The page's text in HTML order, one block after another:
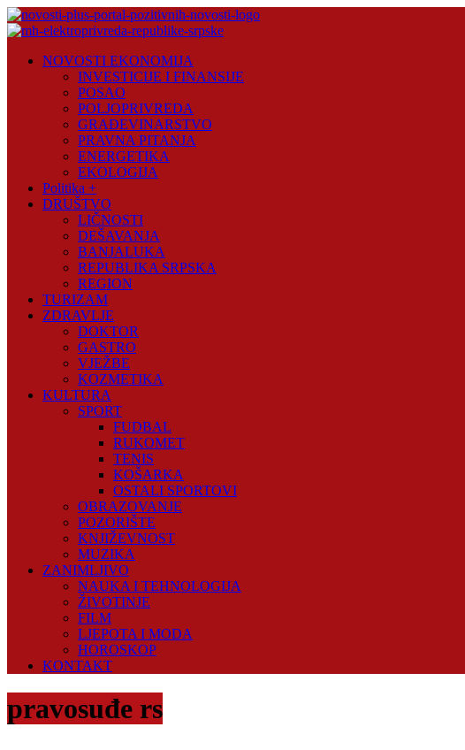
Skip
to
Plus
NOVOSTI EKONOMIJA
INVESTICIJE I FINANSIJE
POSAO
POLJOPRIVREDA
GRAĐEVINARSTVO
PRAVNA PITANJA
ENERGETIKA
EKOLOGIJA
Politika +
DRUŠTVO
LIČNOSTI
DEŠAVANJA
BANJALUKA
REPUBLIKA SRPSKA
REGION
TURIZAM
ZDRAVLJE
DOKTOR
GASTRO
VJEŽBE
KOZMETIKA
KULTURA
SPORT
FUDBAL
RUKOMET
TENIS
KOŠARKA
OSTALI SPORTOVI
OBRAZOVANJE
POZORIŠTE
KNJIŽEVNOST
MUZIKA
ZANIMLJIVO
NAUKA I TEHNOLOGIJA
ŽIVOTINJE
FILM
LJEPOTA I MODA
HOROSKOP
KONTAKT
pravosuđe rs